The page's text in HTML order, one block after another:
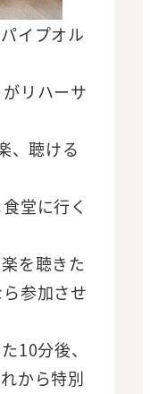
イプオル
リハーサ
、聴ける
堂に行く
を聴きた
参加させ
10分後、
から特別